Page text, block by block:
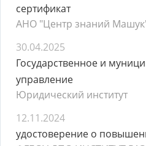
сертификат
АНО "Центр знаний
30.04.2025
Государственное и
управление
Юридический институт
12.11.2024
удостоверение о